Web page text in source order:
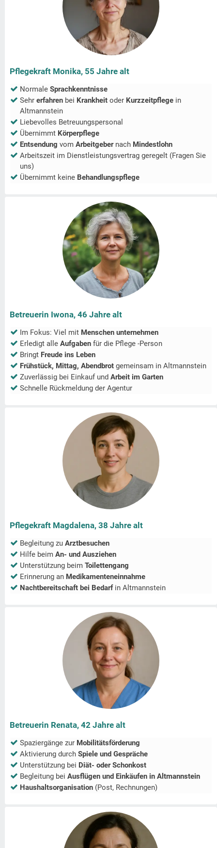
Pflegekraft Monika, 55 Jahre alt
Normale Sprachkenntnisse
Sehr erfahren bei Krankheit oder Kurzzeitpflege in
Altmannstein
Liebevolles Betreuungspersonal
Übernimmt Körperpflege
Entsendung vom Arbeitgeber nach Mindestlohn
Arbeitszeit im Dienstleistungsvertrag geregelt (Fragen Sie
uns)
Übernimmt keine Behandlungspflege
Betreuerin Iwona, 46 Jahre alt
Im Fokus: Viel mit Menschen unternehmen
Erledigt alle Aufgaben für die Pflege -Person
Bringt Freude ins Leben
Frühstück, Mittag, Abendbrot gemeinsam in Altmannstein
Zuverlässig bei Einkauf und Arbeit im Garten
Schnelle Rückmeldung der Agentur
Pflegekraft Magdalena, 38 Jahre alt
Begleitung zu Arztbesuchen
Hilfe beim An- und Ausziehen
Unterstützung beim Toilettengang
Erinnerung an Medikamenteneinnahme
Nachtbereitschaft bei Bedarfin Altmannstein
Betreuerin Renata, 42 Jahre alt
Spaziergänge zur Mobilitätsförderung
Aktivierung durch Spiele und Gespräche
Unterstützung bei Diät- oder Schonkost
Begleitung bei Ausflügen und Einkäufen in Altmannstein
Haushaltsorganisation (Post, Rechnungen)